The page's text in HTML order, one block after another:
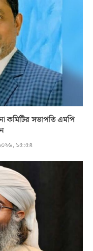
কমিটির সভাপতি এমপি
১৫:৫৪